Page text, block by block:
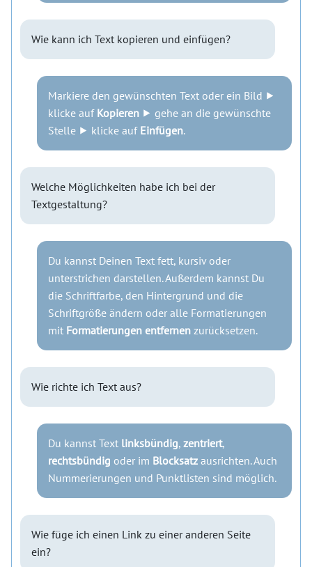
Wie kann ich Text kopieren und einfügen?
Markiere den gewünschten Text oder ein Bild ⯈
klicke auf Kopieren ⯈ gehe an die gewünschte
Stelle ⯈ klicke auf Einfügen.
Welche Möglichkeiten habe ich bei der
Textgestaltung?
Du kannst Deinen Text fett, kursiv oder
unterstrichen darstellen. Außerdem kannst Du
die Schriftfarbe, den Hintergrund und die
Schriftgröße ändern oder alle Formatierungen
mit Formatierungen entfernen zurücksetzen.
Wie richte ich Text aus?
Du kannst Text linksbündig, zentriert,
rechtsbündig oder im Blocksatz ausrichten. Auch
Nummerierungen und Punktlisten sind möglich.
Wie füge ich einen Link zu einer anderen Seite
ein?